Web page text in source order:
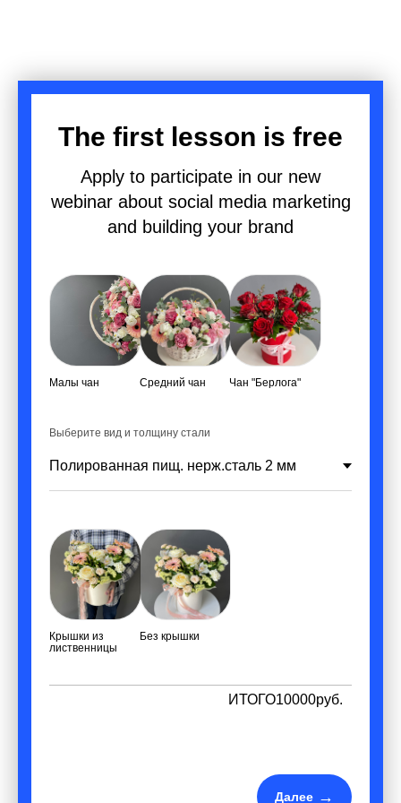
The first lesson is free
Apply to participate in our new
webinar about social media marketing
and building your brand
Малы чан Средний чан Чан "Берлога"
Выберите вид и толщину стали
Крышки из
лиственницы
Без крышки
ИТОГО10000руб.
Далее